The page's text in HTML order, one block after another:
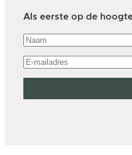
Als eerste op de